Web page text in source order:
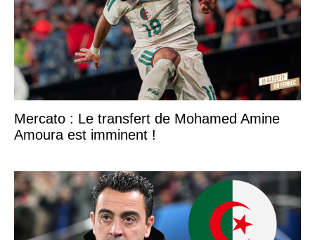
Mercato : Le transfert de Mohamed Amine
Amoura est imminent !